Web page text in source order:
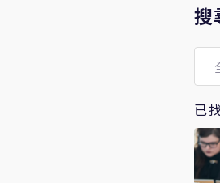
搜
已